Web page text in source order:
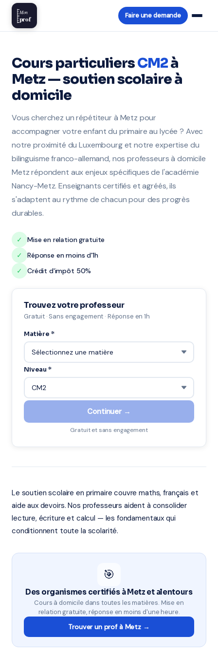
Mon
prof Faire une demande
Cours particuliersCM2à
Metz — soutien scolaire à
domicile
Vous cherchez un répétiteur à Metz pour
accompagner votre enfant du primaire au lycée ? Avec
notre proximité du Luxembourg et notre expertise du
bilinguisme franco-allemand, nos professeurs à domicile
Metz répondent aux enjeux spécifiques de l'académie
Nancy-Metz. Enseignants certifiés et agréés, ils
s'adaptent au rythme de chacun pour des progrès
durables.
✓
Mise en relation gratuite
✓
Réponse en moins d'1h
✓
Crédit d'impôt 50%
Trouvez votre professeur
Gratuit · Sans engagement · Réponse en 1h
Matière *
Niveau *
Continuer →
Gratuit et sans engagement
Le soutien scolaire en primaire couvre maths, français et
aide aux devoirs. Nos professeurs aident à consolider
lecture, écriture et calcul — les fondamentaux qui
conditionnent toute la scolarité.
🎯
Des organismes certifiés à Metz et alentours
Cours à domicile dans toutes les matières. Mise en
relation gratuite, réponse en moins d'une heure.
Trouver un prof à Metz →